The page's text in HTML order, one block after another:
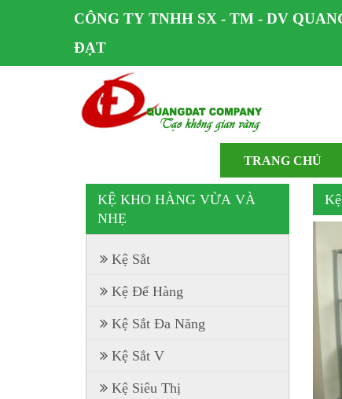
CÔNG TY TNHH SX - TM - DV
ĐẠT
TRANG CHỦ
KỆ KHO HÀNG VỪA VÀ
NHẸ
Kệ Sắt
Kệ Để Hàng
Kệ Sắt Đa Năng
Kệ Sắt V
Kệ Siêu Thị